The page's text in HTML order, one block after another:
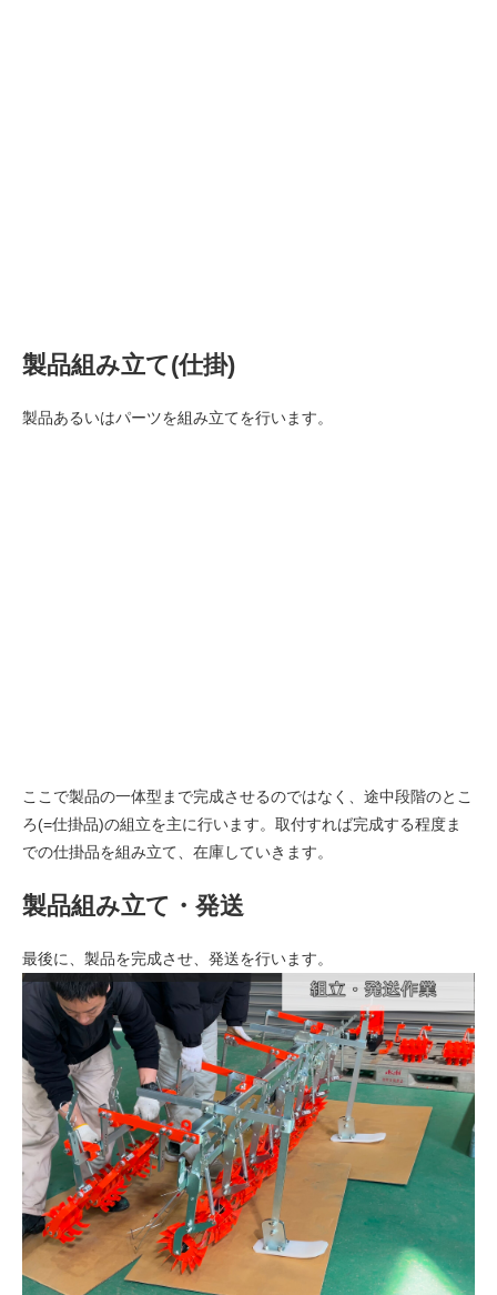
製品組み立て(仕掛)
製品あるいはパーツを組み立てを行います。
ここで製品の一体型まで完成させるのではなく、途中段階のとこ
ろ(=仕掛品)の組立を主に行います。取付すれば完成する程度ま
での仕掛品を組み立て、在庫していきます。
製品組み立て・発送
最後に、製品を完成させ、発送を行います。